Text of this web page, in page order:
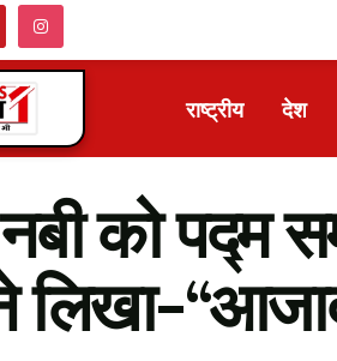
राष्ट्रीय देश
को पद्म
लिखा-